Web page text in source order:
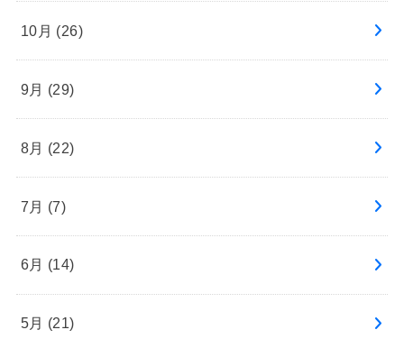
10月 (26)
9月 (29)
8月 (22)
7月 (7)
6月 (14)
5月 (21)